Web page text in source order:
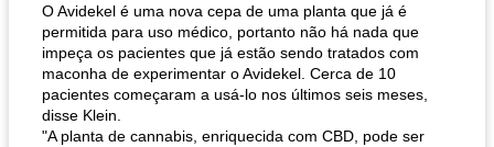
O Avidekel é uma nova cepa de uma planta que já é
permitida para uso médico, portanto não há nada que
impeça os pacientes que já estão sendo tratados com
maconha de experimentar o Avidekel. Cerca de 10
pacientes começaram a usá-lo nos últimos seis meses,
disse Klein.
"A planta de cannabis, enriquecida com CBD, pode ser